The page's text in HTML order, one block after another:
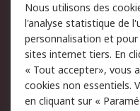
Retours
Track & trace
Legal
Politique de cookies
Nous utilisons des
l'analyse statistique de
personnalisation et pour
sites internet tiers. En
« Tout accepter», vous
cookies non essentiels.
en cliquant sur «